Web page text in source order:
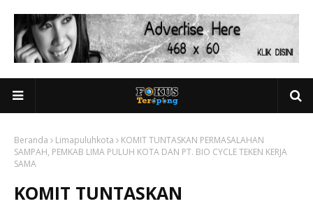
Beranda Limapuluhkota
KOMIT TUNTASKAN PERMASALAHAN
SAMPAH, PEMKAB LIMA PULUH KOTA DAN PT. BIO CYCLE TEKEN KERJA
SAMA
KOMIT TUNTASKAN